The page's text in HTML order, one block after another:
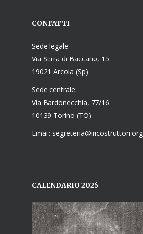
CONTATTI
Sede legale:
Via Serra di Baccano, 15
19021 Arcola (Sp)
Sede centrale:
Via Bardonecchia, 77/16
10139 Torino (TO)
Email: segreteria@iricostruttori.org
CALENDARIO 2026